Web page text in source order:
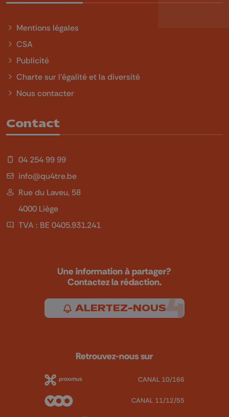
Mentions légales
CSA
Publicité
Charte sur l'égalité et la diversité
Nous contacter
Contact
04 254 99 99
info@qu4tre.be
Rue du Laveu, 58
4000 Liège
TVA : BE 0405.931.241
Une information à partager?
Contactez la rédaction.
ALERTEZ-NOUS
Retrouvez-nous sur
CANAL 10/166
CANAL 11/12/55